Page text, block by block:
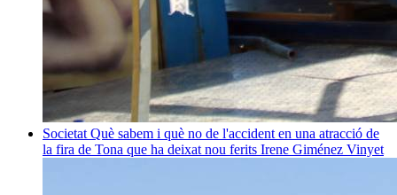
Societat Què sabem i què no de l'accident en una atracció de
la fira de Tona que ha deixat nou ferits Irene Giménez Vinyet